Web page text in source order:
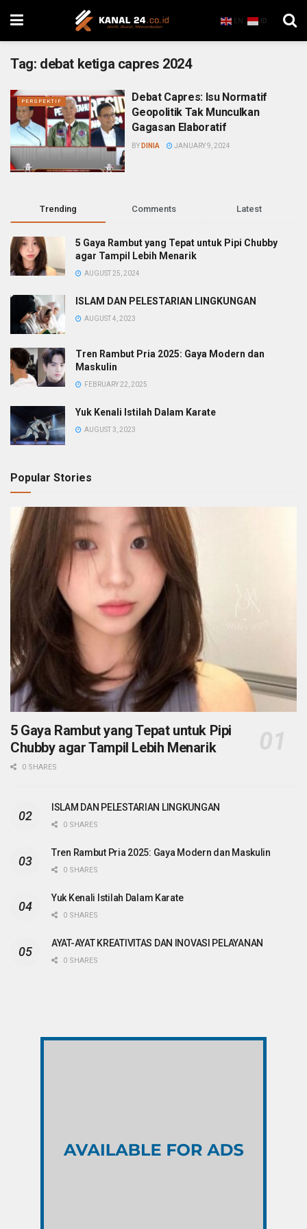
EN ID
Tag: debat ketiga capres 2024
PERSPEKTIF
Debat Capres: Isu Normatif
Geopolitik Tak Munculkan
Gagasan Elaboratif
BY DINIA JANUARY 9, 2024
Trending Comments Latest
5 Gaya Rambut yang Tepat untuk Pipi Chubby
agar Tampil Lebih Menarik
AUGUST 25, 2024
ISLAM DAN PELESTARIAN LINGKUNGAN
AUGUST 4, 2023
Tren Rambut Pria 2025: Gaya Modern dan
Maskulin
FEBRUARY 22, 2025
Yuk Kenali Istilah Dalam Karate
AUGUST 3, 2023
Popular Stories
5 Gaya Rambut yang Tepat untuk Pipi
Chubby agar Tampil Lebih Menarik
0 SHARES
ISLAM DAN PELESTARIAN LINGKUNGAN
0 SHARES
Tren Rambut Pria 2025: Gaya Modern dan Maskulin
0 SHARES
Yuk Kenali Istilah Dalam Karate
0 SHARES
AYAT-AYAT KREATIVITAS DAN INOVASI PELAYANAN
0 SHARES